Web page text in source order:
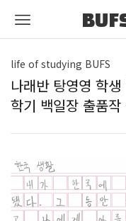
life of studying BUFS
나래반 탕영영 학
학기 백일장 출품작